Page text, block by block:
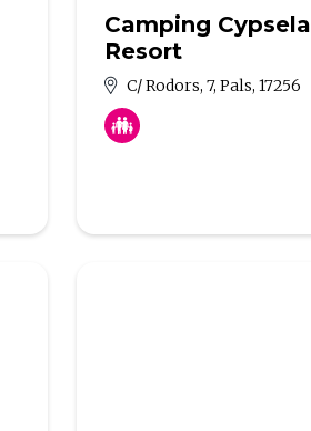
Camping Cypsela
Resort
C/ Rodors, 7, Pals, 17256